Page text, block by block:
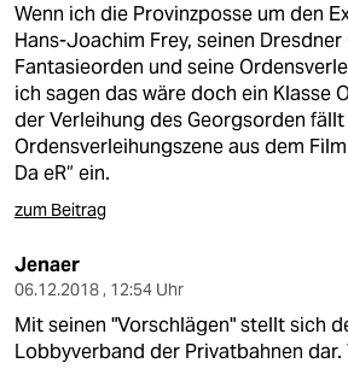
Wenn ich die Provinzposse um den
Hans-Joachim Frey, seinen
Fantasieorden und seine
ich sagen das wäre doch ein Klasse
der Verleihung des Georgsorden
Ordensverleihungszene aus dem
Da eR“ ein.
zum Beitrag
Jenaer
06.12.2018 , 12:54 Uhr
Mit seinen "Vorschlägen" stellt sich
Lobbyverband der Privatbahnen